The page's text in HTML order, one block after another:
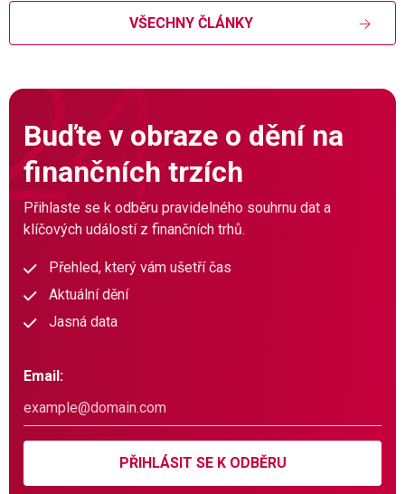
VŠECHNY ČLÁNKY
Buďte v obraze o dění na
finančních trzích
Přihlaste se k odběru pravidelného souhrnu dat a
klíčových událostí z finančních trhů.
Přehled, který vám ušetří čas
Aktuální dění
Jasná data
Email:
PŘIHLÁSIT SE K ODBĚRU